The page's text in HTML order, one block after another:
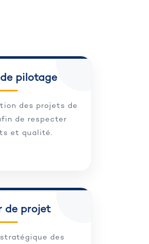
pilotage
des projets de
de respecter
et qualité.
de projet
des